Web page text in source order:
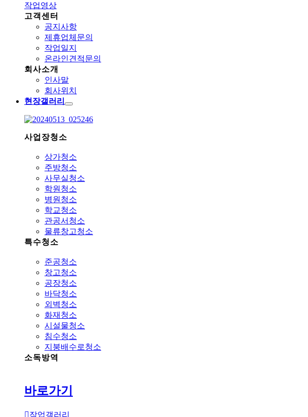
작업영상
고객센터
공지사항
제휴업체문의
작업일지
온라인견적문의
회사소개
인사말
회사위치
현장갤러리
사업장청소
상가청소
주방청소
사무실청소
학원청소
병원청소
학교청소
관공서청소
물류창고청소
특수청소
준공청소
창고청소
공장청소
바닥청소
외벽청소
화재청소
시설물청소
침수청소
지붕배수로청소
소독방역
바로가기
작업갤러리